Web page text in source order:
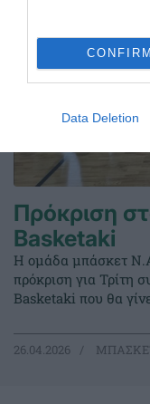
CONFIRM
Data Deletion
Πρόκριση
Basketaki
Η ομάδα μπάσκετ
πρόκριση για Τρίτη
Basketaki που θα
26.04.2026